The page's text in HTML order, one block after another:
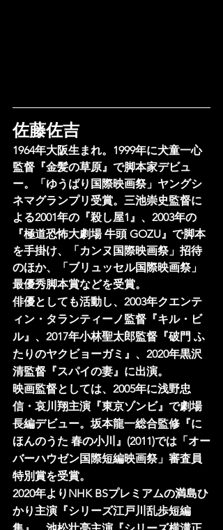
佐藤佐吉
1964年大阪生まれ。1999年に犬童一心
監督『金髪の草原』で脚本家デビュ
ー。「ゆうばり国際映画祭」ヤングシ
ネマグランプリ受賞。三池崇史監督に
よる2001年の『殺し屋1』、2003年の
『極道恐怖大劇場 牛頭 GOZU』で脚本
を手掛け、「カンヌ国際映画祭」招待
のほか、「ブリュッセル国際映画祭」
最優秀脚本賞などを受賞。
俳優としても活動し、2003年クエンテ
ィン・タランティーノ監督『キル・ビ
ル』、2017年小林聖太郎監督『破門 ふ
たりのヤクビョーガミ』、2020年黒沢
清監督『スパイの妻』に出演。
映画監督としては、2005年に浅野忠
信・哀川翔主演『東京ゾンビ』で劇場
長編デビュー。坂本龍一総合監修『に
ほんのうた 春の小川』(2011)では「オー
バーハウゼン国際短編映画祭」審査員
特別賞を受賞。
2020年よりNHK BSプレミアムの満島ひ
かり主演『シリーズ江戸川乱歩短編